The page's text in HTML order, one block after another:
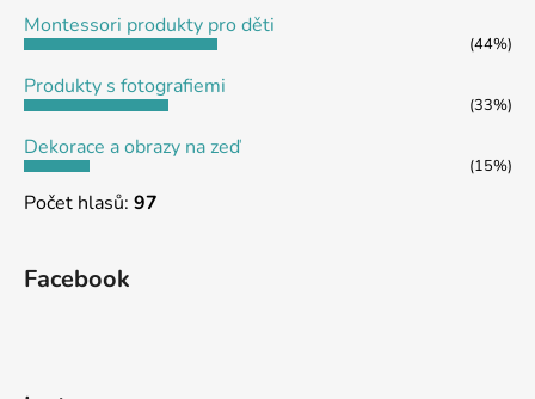
Montessori produkty pro děti
(44%)
Produkty s fotografiemi
(33%)
Dekorace a obrazy na zeď
(15%)
Počet hlasů: 97
Facebook